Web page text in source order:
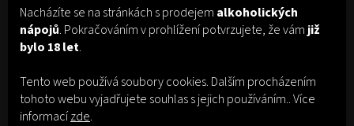
Nacházíte se na stránkách s prodejem alkoholických
nápojů. Pokračováním v prohlížení potvrzujete, že vám již
bylo 18 let.
Tento web používá soubory cookies. Dalším procházením
tohoto webu vyjadřujete souhlas s jejich používáním.. Více
informacízde.
Informace pro vás
Jak nakupovat
Obchodní podmínky
Podmínky ochrany osobních údajů